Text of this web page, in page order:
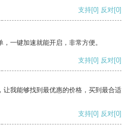
支持[0] 反对[0]
一键加速就能开启，非常方便。
支持[0] 反对[0]
让我能够找到最优惠的价格，买到最合适
支持[0] 反对[0]